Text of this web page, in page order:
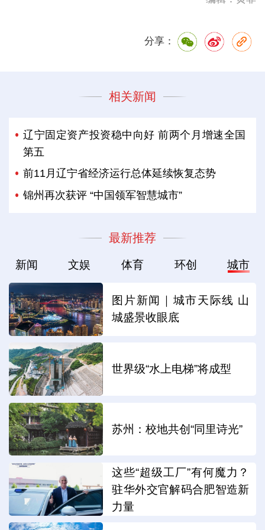
分享：
相关新闻
辽宁固定资产投资稳中向好 前两个月增速全国
第五
前11月辽宁省经济运行总体延续恢复态势
锦州再次获评 “中国领军智慧城市”
最新推荐
新闻 文娱 体育 环创 城市
图片新闻｜城市天际线 山
城盛景收眼底
世界级“水上电梯”将成型
苏州：校地共创“同里诗光”
这些“超级工厂”有何魔力？
驻华外交官解码合肥智造新
力量